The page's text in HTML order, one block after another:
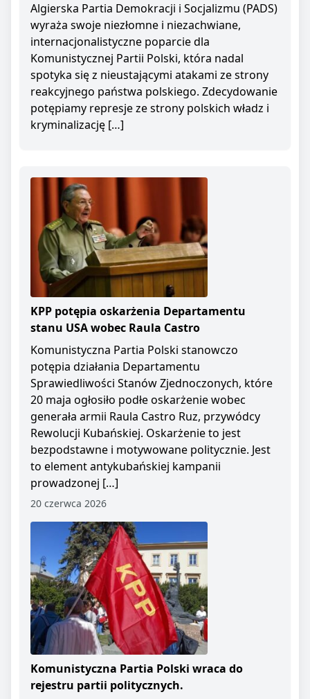
Algierska Partia Demokracji i Socjalizmu (PADS)
wyraża swoje niezłomne i niezachwiane,
internacjonalistyczne poparcie dla
Komunistycznej Partii Polski, która nadal
spotyka się z nieustającymi atakami ze strony
reakcyjnego państwa polskiego. Zdecydowanie
potępiamy represje ze strony polskich władz i
kryminalizację […]
KPP potępia oskarżenia Departamentu
stanu USA wobec Raula Castro
Komunistyczna Partia Polski stanowczo
potępia działania Departamentu
Sprawiedliwości Stanów Zjednoczonych, które
20 maja ogłosiło podłe oskarżenie wobec
generała armii Raula Castro Ruz, przywódcy
Rewolucji Kubańskiej. Oskarżenie to jest
bezpodstawne i motywowane politycznie. Jest
to element antykubańskiej kampanii
prowadzonej […]
20 czerwca 2026
Komunistyczna Partia Polski wraca do
rejestru partii politycznych.